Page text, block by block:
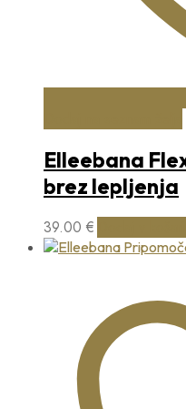
Elleebana
brez lepljenja
39.00 €